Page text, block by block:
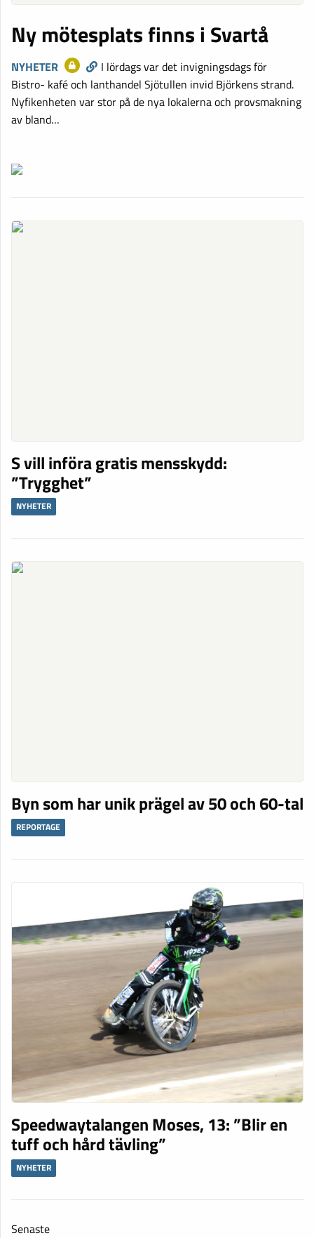
Ny mötesplats finns i Svartå
NYHETER
I lördags var det invigningsdags för
Bistro- kafé och lanthandel Sjötullen invid Björkens strand.
Nyfikenheten var stor på de nya lokalerna och provsmakning
av bland…
S vill införa gratis mensskydd:
”Trygghet”
NYHETER
Byn som har unik prägel av 50 och 60-tal
REPORTAGE
Speedwaytalangen Moses, 13: ”Blir en
tuff och hård tävling”
NYHETER
Senaste